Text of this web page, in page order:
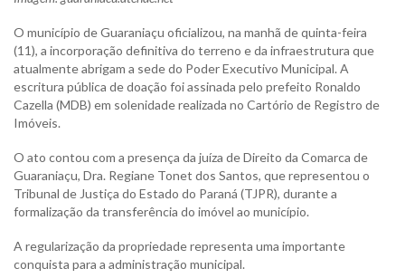
O município de Guaraniaçu oficializou, na manhã de quinta-feira
(11), a incorporação definitiva do terreno e da infraestrutura que
atualmente abrigam a sede do Poder Executivo Municipal. A
escritura pública de doação foi assinada pelo prefeito Ronaldo
Cazella (MDB) em solenidade realizada no Cartório de Registro de
Imóveis.
O ato contou com a presença da juíza de Direito da Comarca de
Guaraniaçu, Dra. Regiane Tonet dos Santos, que representou o
Tribunal de Justiça do Estado do Paraná (TJPR), durante a
formalização da transferência do imóvel ao município.
A regularização da propriedade representa uma importante
conquista para a administração municipal.